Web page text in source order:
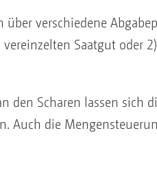
über verschiedene
Saatgut oder
den Scharen lassen sich
Auch die